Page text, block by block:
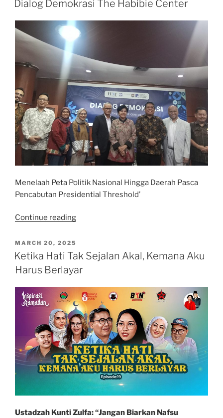
Sisa
Dialog Demokrasi The Habibie Center
Menelaah Peta Politik Nasional Hingga Daerah Pasca
Pencabutan Presidential Threshold’
Continue reading“Dialog
Habibie
POSTED
ON
MARCH 20, 2025
Ketika Hati Tak Sejalan Akal, Kemana Aku
Harus Berlayar
Ustadzah Kunti Zulfa: “Jangan Biarkan Nafsu